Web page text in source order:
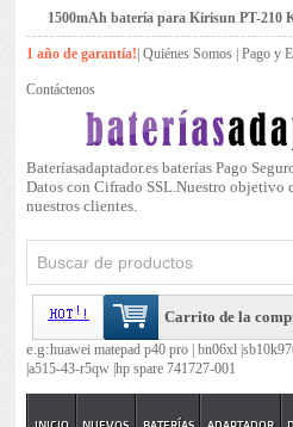
1500mAh batería para Kirisun PT-210
1 año de garantía! |Quiénes Somos |Pago y
Contáctenos
Bateríasadaptador.es baterías Pago
Datos con Cifrado SSL.Nuestro objetivo
nuestros clientes.
Carrito de la
e.g:huawei matepad p40 pro |bn06xl |
|a515-43-r5qw |hp spare 741727-001